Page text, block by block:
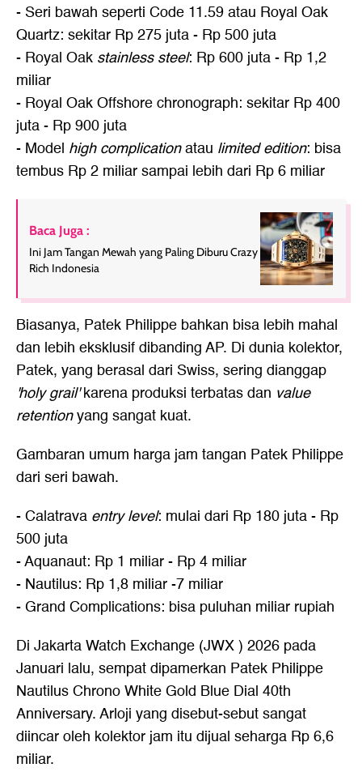
- Seri bawah seperti Code 11.59 atau Royal Oak
Quartz: sekitar Rp 275 juta - Rp 500 juta
- Royal Oak stainless steel: Rp 600 juta - Rp 1,2
miliar
- Royal Oak Offshore chronograph: sekitar Rp 400
juta - Rp 900 juta
- Model high complicationatau limited edition: bisa
tembus Rp 2 miliar sampai lebih dari Rp 6 miliar
Baca Juga :
Ini Jam Tangan Mewah yang Paling Diburu Crazy
Rich Indonesia
Biasanya, Patek Philippe bahkan bisa lebih mahal
dan lebih eksklusif dibanding AP. Di dunia kolektor,
Patek, yang berasal dari Swiss, sering dianggap
'holy grail'karena produksi terbatas dan value
retentionyang sangat kuat.
Gambaran umum harga jam tangan Patek Philippe
dari seri bawah.
- Calatrava entry level: mulai dari Rp 180 juta - Rp
500 juta
- Aquanaut: Rp 1 miliar - Rp 4 miliar
- Nautilus: Rp 1,8 miliar -7 miliar
- Grand Complications: bisa puluhan miliar rupiah
Di Jakarta Watch Exchange (JWX ) 2026 pada
Januari lalu, sempat dipamerkan Patek Philippe
Nautilus Chrono White Gold Blue Dial 40th
Anniversary. Arloji yang disebut-sebut sangat
diincar oleh kolektor jam itu dijual seharga Rp 6,6
miliar.